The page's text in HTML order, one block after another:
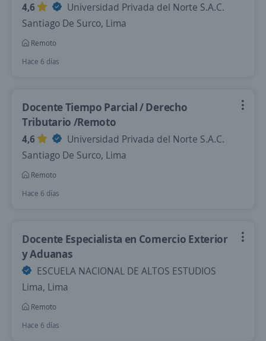
4,6
Universidad Privada del Norte S.A.C.
Santiago De Surco, Lima
Remoto
Hace 6 días
Docente Tiempo Parcial / Derecho
Tributario /Remoto
4,6
Universidad Privada del Norte S.A.C.
Santiago De Surco, Lima
Remoto
Hace 6 días
Docente Especialista en Comercio Exterior
y Aduanas
ESCUELA NACIONAL DE ALTOS ESTUDIOS
Lima, Lima
Remoto
Hace 6 días